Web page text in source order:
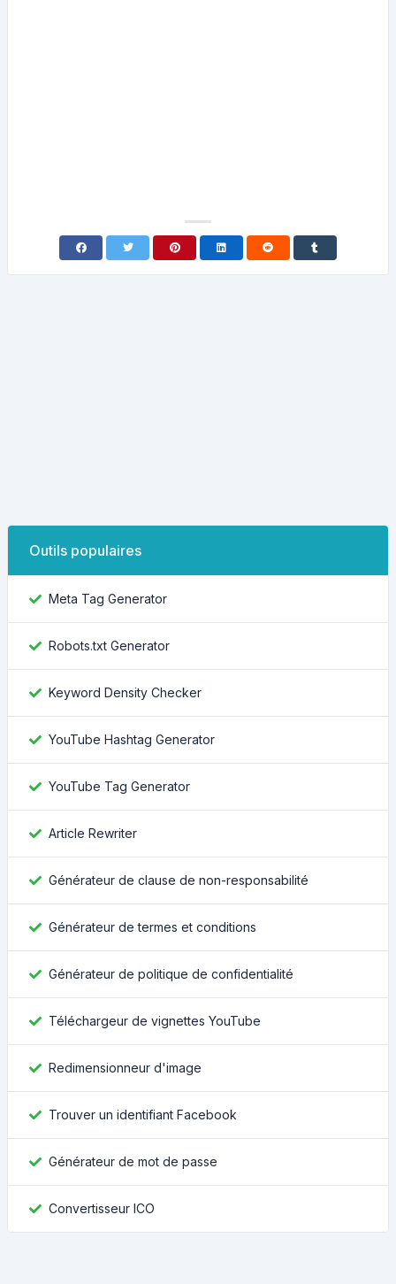
Outils populaires
Meta Tag Generator
Robots.txt Generator
Keyword Density Checker
YouTube Hashtag Generator
YouTube Tag Generator
Article Rewriter
Générateur de clause de non-responsabilité
Générateur de termes et conditions
Générateur de politique de confidentialité
Téléchargeur de vignettes YouTube
Redimensionneur d'image
Trouver un identifiant Facebook
Générateur de mot de passe
Convertisseur ICO